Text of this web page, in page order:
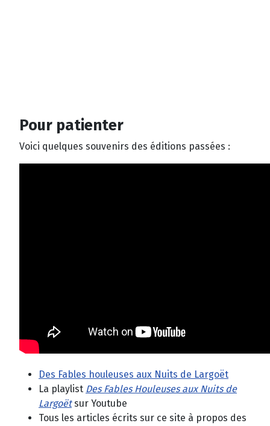
Pour patienter
Voici quelques souvenirs des éditions passées :
Des Fables houleuses aux Nuits de Largoët
La playlist Des Fables Houleuses aux Nuits de
Largoëtsur Youtube
Tous les articles écrits sur ce site à propos des